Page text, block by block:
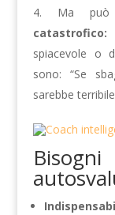
Ma può
spiacevole o
sono: “Se
sarebbe